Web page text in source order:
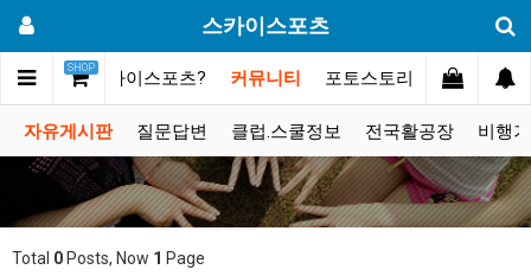
스카이스포츠
SHOP
메인 스카이스포츠? 커뮤니티 포토스토리 동영상갤러
자유게시판 질문답변 클럽.스쿨정보 전국활공장 비행
Total 0 Posts, Now 1 Page